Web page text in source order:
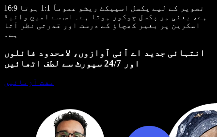
16:9 تصویر کے لیے پکسل اسپیکٹ ریشو عموماً 1:1 ہوتا
ہے، یعنی ہر پکسل چوکور ہوتا ہے۔ اس سے امیج وائیڈ
اسکرین پر بغیر کھچاؤ کے درست اور قدرتی نظر آتا
ہے۔
انتہائی جدید اے آئی آوازوں، لامحدود فائلوں
اور 24/7 سپورٹ سے لطف اٹھائیں
مفت آزمائیں